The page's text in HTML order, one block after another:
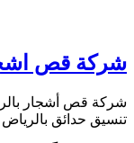
شركة قص
شركة قص أشجار
تنسيق حدائق